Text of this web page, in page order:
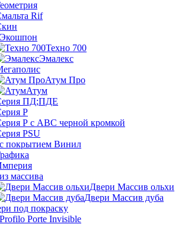
Rif
Техно 700
Эмалекс
Атум Про
Атум
ПД;ПДЕ
Р
Р с АВС черной кромкой
PSU
покрытием Винил
массива
Двери Массив ольхи
Двери Массив дуба
под покраску
Porte Invisible